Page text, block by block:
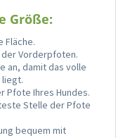
Größe:
Fläche.
der Vorderpfoten.
an, damit das volle
liegt.
Pfote Ihres Hundes.
Stelle der Pfote
bequem mit